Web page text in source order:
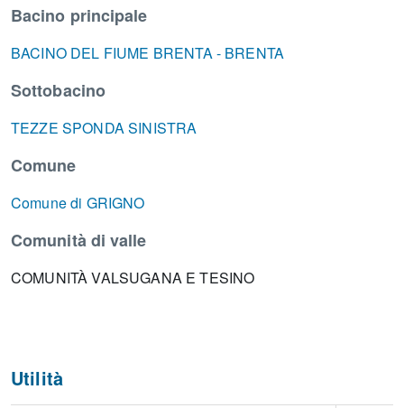
Bacino principale
BACINO DEL FIUME BRENTA - BRENTA
Sottobacino
TEZZE SPONDA SINISTRA
Comune
Comune di GRIGNO
Comunità di valle
COMUNITÀ VALSUGANA E TESINO
Utilità